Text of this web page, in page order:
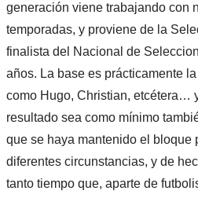
generación viene trabajando con
temporadas, y proviene de la
finalista del Nacional de
años. La base es prácticamente
como Hugo, Christian, etcétera…
resultado sea como mínimo
que se haya mantenido el bloque
diferentes circunstancias, y de
tanto tiempo que, aparte de